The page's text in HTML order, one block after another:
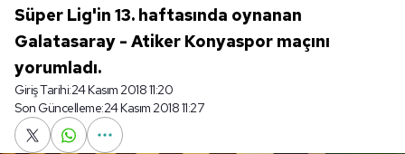
Süper Lig'in 13. haftasında oynanan
Galatasaray - Atiker Konyaspor maçını
yorumladı.
Giriş Tarihi:24 Kasım 2018 11:20
Son Güncelleme:24 Kasım 2018 11:27